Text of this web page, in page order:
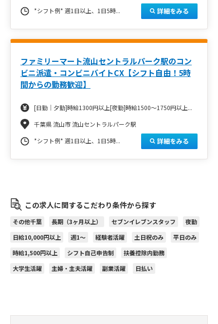
*シフト例* 週1日以上、1日5時... 詳細をみる
ファミリーマート流山セントラルパーク駅のコン
ビニ派遣・コンビニバイトCX【シフト自由！5時
間からの勤務歓迎】
[日勤｜夕勤]時給1300円以上[夜勤]時給1500～1750円以上...
千葉県 流山市 流山セントラルパーク駅
*シフト例* 週1日以上、1日5時... 詳細をみる
この求人に関するこだわり条件から探す
その他千葉 長期（3ヶ月以上） セブンイレブンスタッフ
夜勤
日給10,000円以上
週1～ 経験者活躍 土日祝のみ
平日のみ
時給1,500円以上
シフト自己申告制
扶養控除内勤務
大学生活躍
主婦・主夫活躍 副業活躍 日払い